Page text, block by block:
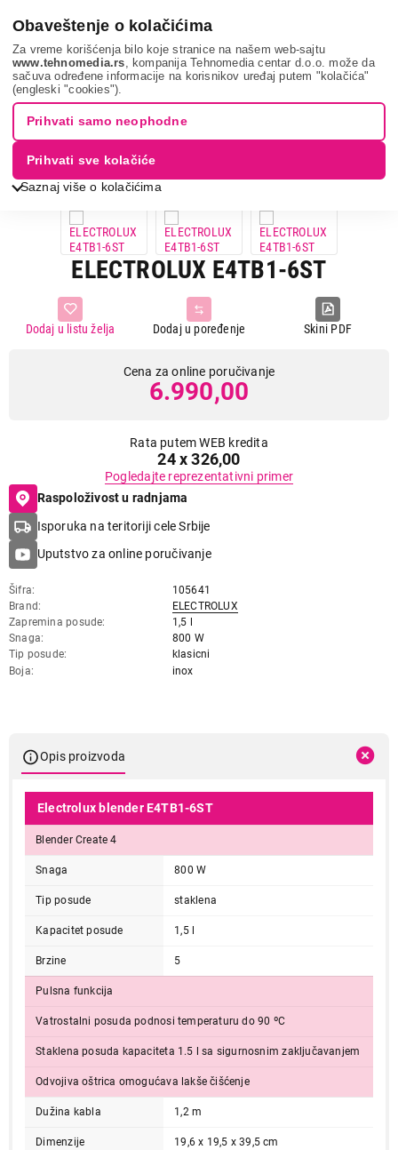
Obaveštenje o kolačićima
Za vreme korišćenja bilo koje stranice na našem web-sajtu
www.tehnomedia.rs , kompanija Tehnomedia centar d.o.o. može da
sačuva određene informacije na korisnikov uređaj putem "kolačića"
(engleski "cookies").
Saznaj više o kolačićima
Prihvati samo neophodne
Prihvati sve kolačiće
Mali kuhinjski aparati Blenderi Klasični blenderi
Electrolux
e4tb...
ELECTROLUX E4TB1-6ST
Skini PDF
Dodaj u poređenje
Dodaj u listu želja
Cena za online poručivanje
6.990,00
Rata putem WEB kredita
24 x 326,00
Pogledajte reprezentativni primer
Raspoloživost u radnjama
Isporuka na teritoriji cele Srbije
Uputstvo za online poručivanje
Šifra
105641
Brand
ELECTROLUX
Zapremina posude
1,5 l
Snaga
800 W
Tip posude
klasicni
Boja
inox
Opis proizvoda
Electrolux blender E4TB1-6ST
Blender Create 4
Snaga 800 W
Tip posude staklena
Kapacitet posude 1,5 l
Brzine 5
Pulsna funkcija
Vatrostalni posuda podnosi temperaturu do 90 ºC
Staklena posuda kapaciteta 1.5 l sa sigurnosnim zaključavanjem
Odvojiva oštrica omogućava lakše čišćenje
Dužina kabla 1,2 m
Dimenzije 19,6 x 19,5 x 39,5 cm